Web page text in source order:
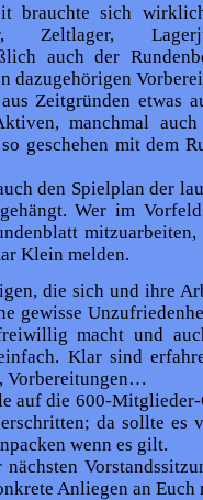
brauchte sich
Zeltlager,
auch der
dazugehörigen
Zeitgründen etwas
manchmal auch
geschehen mit dem
den Spielplan der
Wer im
Klein melden.
die sich und ihre
gewisse
macht und
Klar sind
Vorbereitungen…
auf die 600-Mitglieder-
da sollte es
wenn es gilt.
Anliegen an Euch